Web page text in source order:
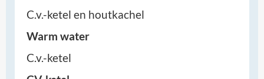
C.v.-ketel en houtkachel
Warm water
C.v.-ketel